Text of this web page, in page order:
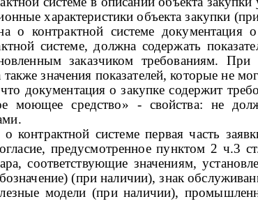
характеристики объекта закупки
контрактной системе документация
системе, должна содержать
заказчиком требованиям.
значения показателей, которые не
документация о закупке содержит
моющее средство» - свойства: не
контрактной системе первая часть
предусмотренное пунктом 2 ч.3
соответствующие значениям,
(при наличии), знак
модели (при наличии),